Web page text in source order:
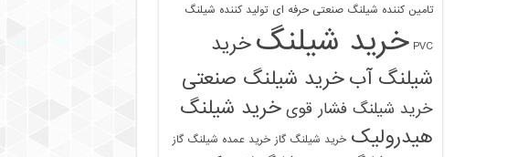
تامین کننده شیلنگ صنعتی حرفه ای تولید کننده شیلنگ
PVC خرید شیلنگ خرید
شیلنگ آب خرید شیلنگ صنعتی
خرید شیلنگ فشار قوی خرید شیلنگ
هیدرولیک خرید شیلنگ گاز خرید عمده شیلنگ گاز